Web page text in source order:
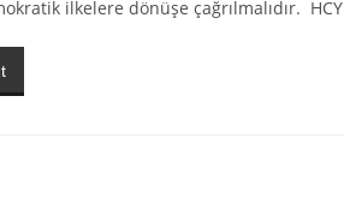
ilkelere dönüşe çağrılmalıdır. HCY